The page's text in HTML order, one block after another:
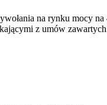
na rynku mocy
z umów